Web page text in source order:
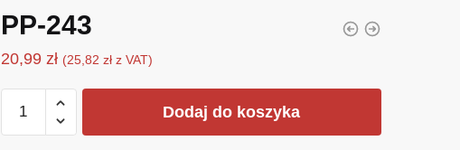
PP-243
20,99 zł (25,82 złz VAT)
PP-
Dodaj do koszyka